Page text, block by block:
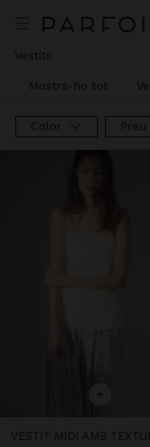
Vestits
Mostra-ho tot
Color Preu
+